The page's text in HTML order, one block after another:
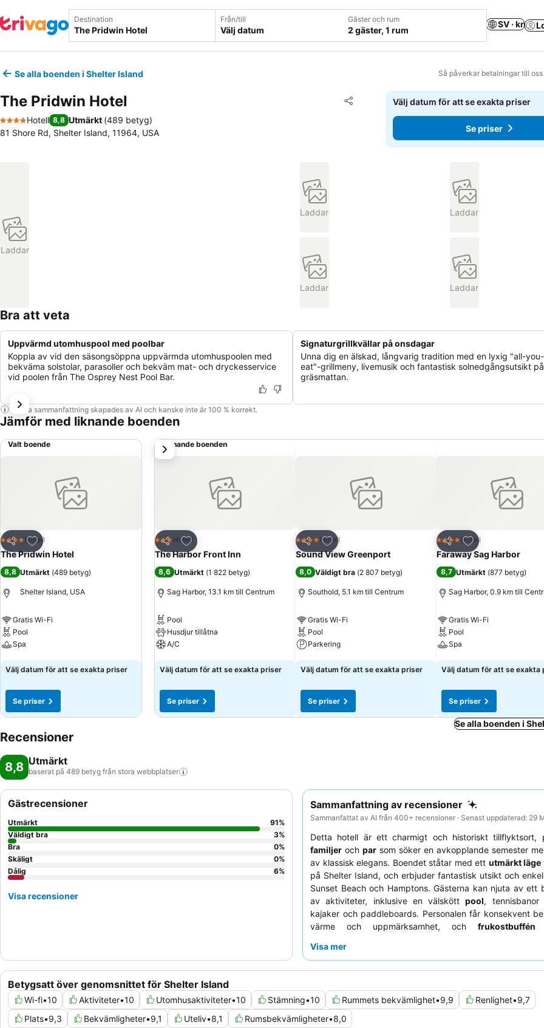
Destination Från/till
Välj datum
Gäster och rum
2 gäster, 1 rum
SV · kr
Se alla boenden i Shelter Island Så påverkar betalningar till
The Pridwin Hotel Dela
Lägg till i Mina Favoriter
4 Stjärnor
Hotell 8,8 Utmärkt (489 betyg)
81 Shore Rd, Shelter Island, 11964, USA
Välj datum för att se exakta priser
Se priser
Laddar
Laddar Laddar
Laddar Laddar
Bra att veta
Uppvärmd utomhuspool med poolbar
Koppla av vid den säsongsöppna uppvärmda utomhuspoolen med
bekväma solstolar, parasoller och bekväm mat- och dryckesservice
vid poolen från The Osprey Nest Pool Bar.
Signaturgrillkvällar på onsdagar
Unna dig en älskad, långvarig tradition med en lyxig "all-
eat"-grillmeny, livemusik och fantastisk solnedgångsutsikt på
gräsmattan.
Denna sammanfattning skapades av AI och kanske inte är 100 % korrekt.
Jämför med liknande boenden
Valt boende
Dela
Lägg till i Mina Favoriter
4 StjärnorHotell
The Pridwin Hotel
8,8 Utmärkt (489 betyg)
Shelter Island, USA
Gratis Wi-Fi
Pool
Spa
Se priser
Välj datum för att se exakta priser
Se priser
Liknande boenden
Dela
Lägg till i Mina Favoriter
3 Stjärnor
Hotell
The Harbor Front Inn
8,6 Utmärkt (1 822 betyg)
Sag Harbor, 13.1 km till Centrum
Pool
Husdjur tillåtna
A/C
Se priser
Välj datum för att se exakta priser
Se priser
Dela
Lägg till i Mina Favoriter
4 StjärnorHotell
Sound View Greenport
8,0 Väldigt bra (2 807 betyg)
Southold, 5.1 km till Centrum
Gratis Wi-Fi
Pool
Parkering
Se priser
Välj datum för att se exakta priser
Se priser
Dela
Lägg till i Mina
4 StjärnorHotell
Faraway Sag Harbor
8,7 Utmärkt (877 betyg)
Sag Harbor, 0.9 km till
Gratis Wi-Fi
Pool
Spa
Se priser
Välj datum för att se exakta
Se priser
nästa
Se alla boenden i
Recensioner
8,8 Utmärkt
baserat på 489 betyg från stora webbplatser
Sammanfattning av recensioner
Sammanfattat av AI från 400+ recensioner · Senast uppdaterad: 29
Detta hotell är ett charmigt och historiskt tillflyktsort,
familjer och par som söker en avkopplande semester
av klassisk elegans. Boendet ståtar med ett utmärkt läge
på Shelter Island, och erbjuder fantastisk utsikt och
Sunset Beach och Hamptons. Gästerna kan njuta av ett
av aktiviteter, inklusive en välsköttpool,
kajaker och paddleboards. Personalen får konsekvent
värme och uppmärksamhet, och frukostbuffén
överväg att boka en av de rymliga stugorna, varav
Visa mer
Betygsatt över genomsnittet för Shelter Island
Wi-fi•10 Aktiviteter•10 Utomhusaktiviteter•10 Stämning•10 Rummets bekvämlighet•9,9 Renlighet•9,7
Plats•9,3 Bekvämligheter•9,1 Uteliv•8,1 Rumsbekvämligheter•8,0
Gästrecensioner
Utmärkt 91%
Väldigt bra
3%
Bra
0%
Skäligt
0%
Dålig
6%
Visa recensioner